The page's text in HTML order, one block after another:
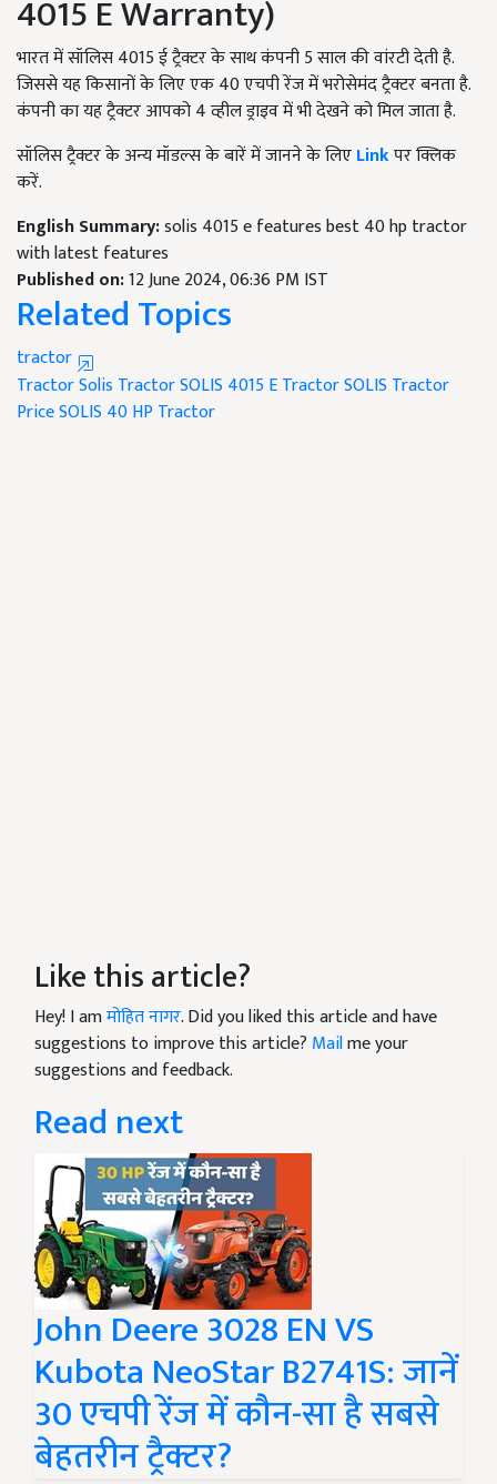
4015 E Warranty)
भारत में सॉलिस 4015 ई ट्रैक्टर के साथ कंपनी 5 साल की वांरटी देती है.
जिससे यह किसानों के लिए एक 40 एचपी रेंज में भरोसेमंद ट्रैक्टर बनता है.
कंपनी का यह ट्रैक्टर आपको 4 व्हील ड्राइव में भी देखने को मिल जाता है.
सॉलिसट्रैक्टरके अन्य मॉडल्स के बारें में जानने के लिएLinkपर क्लिक
करें.
English Summary:solis 4015 e features best 40 hp tractor
with latest features
Published on:12 June 2024, 06:36 PM IST
Related Topics
tractor
TractorSolis TractorSOLIS 4015 E TractorSOLIS Tractor
PriceSOLIS 40 HP Tractor
Like this article?
Hey! I amमोहित नागर. Did you liked this article and have
suggestions to improve this article? Mailme your
suggestions and feedback.
Read next
John Deere 3028 EN VS
Kubota NeoStar B2741S: जानें
30 एचपी रेंज में कौन-सा है सबसे
बेहतरीन ट्रैक्टर?